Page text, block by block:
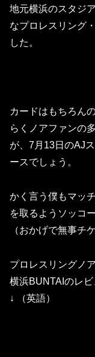
地元横浜のスタジ
なプロレスリング
した。
カードはもちろん
らくノアファンの
が、7月13日のAJ
ースでしょう。
かく言う僕もマッ
を取るようソッコ
（おかげで無事チ
プロレスリングノ
横浜BUNTAIのレ
↓ （英語）